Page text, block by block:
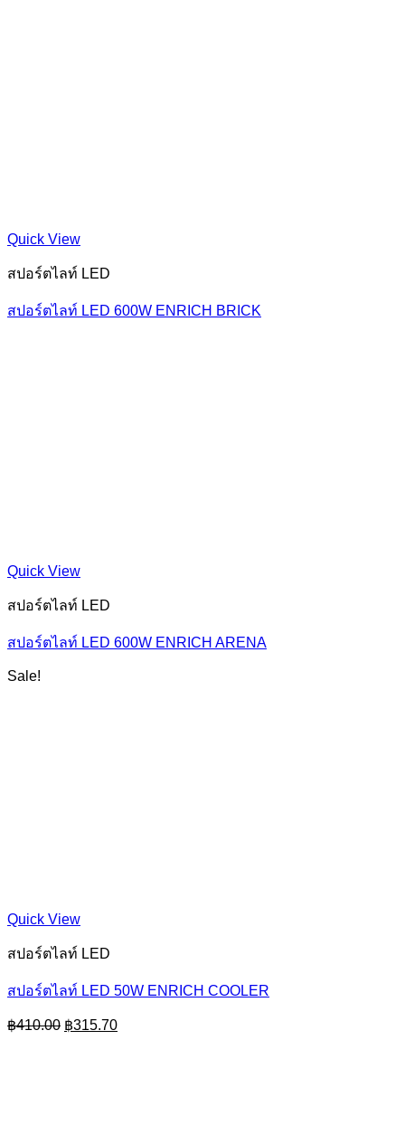
Quick View
สปอร์ตไลท์ LED
สปอร์ตไลท์ LED 600W ENRICH BRICK
Quick View
สปอร์ตไลท์ LED
สปอร์ตไลท์ LED 600W ENRICH ARENA
Sale!
Quick View
สปอร์ตไลท์ LED
สปอร์ตไลท์ LED 50W ENRICH COOLER
฿410.00 Original
฿315.70Current